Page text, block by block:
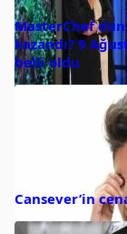
MasterChef
kazandı? 9
belli oldu
Cansever’in